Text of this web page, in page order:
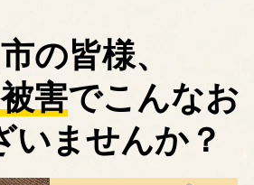
の皆様、
害でこんなお
いませんか？